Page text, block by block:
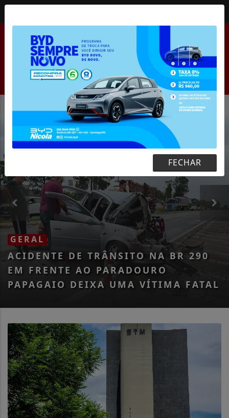
DE JAQUES WAGNER À PF É ADIADO A PEDIDO DA
EM ALTA
MENU
FECHAR
GERAL
ACIDENTE DE TRÂNSITO NA BR 290
EM FRENTE AO PARADOURO
PAPAGAIO DEIXA UMA VÍTIMA FATAL